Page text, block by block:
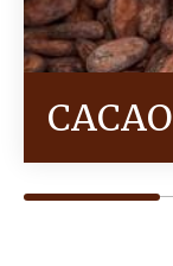
CACAO